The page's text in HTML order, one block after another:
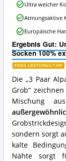
Wo
ist
diese
Alpaka
Socken
erhältlich?
Ergebnis Gut:
Socken 100%
PREIS-LEISTUNGS-TIPP
Die „3 Paar
Grob“
Mischung
sondern sorgt
kalte
Nähte sorgt
Paar
Alpaka
Wolle
Socken
100%
extra
dick
weich
Grob
Vorteile:
Was
spricht
für
diese
Alpaka
Socken?
Ultra weicher
Atmungsaktive
Europäische